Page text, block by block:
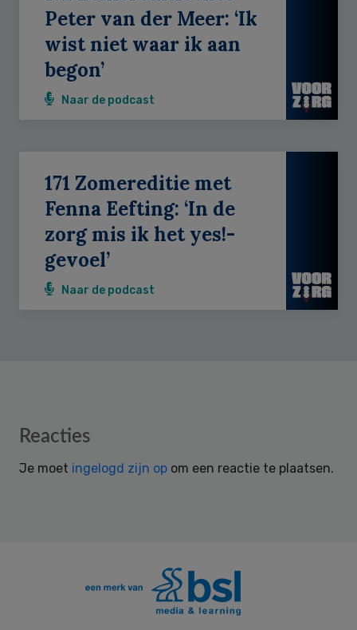
Peter van der Meer: ‘Ik
wist niet waar ik aan
begon’
Naar de podcast
171 Zomereditie met
Fenna Eefting: ‘In de
zorg mis ik het yes!-
gevoel’
Naar de podcast
Reader
Reacties
Je moet ingelogd zijn op om een reactie te plaatsen.